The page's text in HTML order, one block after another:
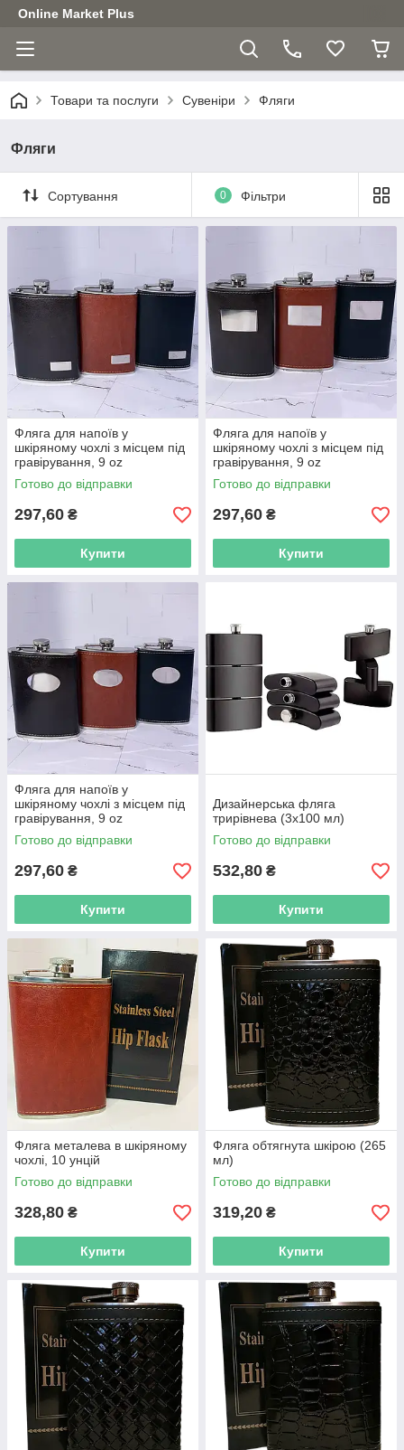
Online Market Plus
Товари та послуги Сувеніри Фляги
Фляги
Сортування 0 Фільтри
Фляга для напоїв у
шкіряному чохлі з місцем під
гравірування, 9 oz
Готово до відправки
297,60 ₴
Купити
Фляга для напоїв у
шкіряному чохлі з місцем під
гравірування, 9 oz
Готово до відправки
297,60 ₴
Купити
Фляга для напоїв у
шкіряному чохлі з місцем під
гравірування, 9 oz
Готово до відправки
297,60 ₴
Купити
Дизайнерська фляга
трирівнева (3x100 мл)
Готово до відправки
532,80 ₴
Купити
Фляга металева в шкіряному
чохлі, 10 унцій
Готово до відправки
328,80 ₴
Купити
Фляга обтягнута шкірою (265
мл)
Готово до відправки
319,20 ₴
Купити